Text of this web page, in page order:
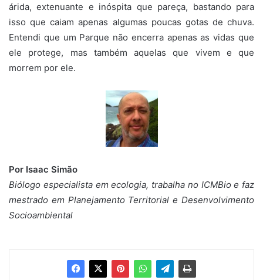
árida, extenuante e inóspita que pareça, bastando para
isso que caiam apenas algumas poucas gotas de chuva.
Entendi que um Parque não encerra apenas as vidas que
ele protege, mas também aquelas que vivem e que
morrem por ele.
Por Isaac Simão
Biólogo especialista em ecologia, trabalha no ICMBio e faz
mestrado em Planejamento Territorial e Desenvolvimento
Socioambiental